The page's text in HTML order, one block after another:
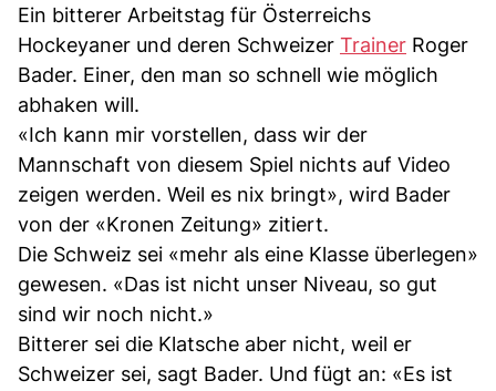
Ein bitterer Arbeitstag für Österreichs
Hockeyaner und deren Schweizer Trainer Roger
Bader. Einer, den man so schnell wie möglich
abhaken will.
«Ich kann mir vorstellen, dass wir der
Mannschaft von diesem Spiel nichts auf Video
zeigen werden. Weil es nix bringt», wird Bader
von der «Kronen Zeitung» zitiert.
Die Schweiz sei «mehr als eine Klasse überlegen»
gewesen. «Das ist nicht unser Niveau, so gut
sind wir noch nicht.»
Bitterer sei die Klatsche aber nicht, weil er
Schweizer sei, sagt Bader. Und fügt an: «Es ist